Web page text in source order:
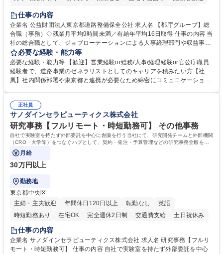
研修あり
退職金あり
駅近5分以内
資格取得手当あり 食事補助あり
仕事の内容
企業名 公益財団法人東京都道路整備保全公社 求人名 【都庁グループ】総
合職（事務）◇残業月平均9時間未満／有給年平均16日取得 仕事の内容 当
社の総合職として、ジョブローテーションによる人事経理部門や収益事業
等のフロント部門の部署等幅広い部署での業務をお任せいたします。研修
制度やキャリア支援が充実しております！ ※下記業務詳細 【業務詳細】■
管理部門：広報、人事、経理など当公社の運営に係る管理業務 ■収益部
門：駐車場の新規開拓、管理運営、新宿駅西口広場の「イベントコーナ
道路施設や道路工事現場の見学ツアー事業 ※入社後は上記いずれかの部門
へ配属。※業務内容変更の範囲：会社の定める業務 募集職種 【都庁グル
ープ】総合職（事務）◇残業月平均9時間未満／有給年平均16日取得
必要な経験・能力等
必要な経験・能力等 【歓迎】営業経験or総務/人事/経理経験or官公庁職員
経験者で、道路事業のゼネラリストとしてのキャリアを積みたい方【社
風】社内関係部署や東京都と連携が必要なため綿密にコミュニケーション
部門など多岐に渡る業務を経験できます。 ■様々なプロジェクト：駐車場
事業の他、新宿駅西口広場内に設置された照明を兼ねた広告「ブライトサ
イン」の管理運営を行うなど、事業収益を生み出す活動を積極的に行って
います。 学歴・資格 学歴：大学院 大学 高専 短大 専修学校 高校 語学力：
資格：
正社員
サノダインセラピューティクス株式会社
研究事務【フルリモート・時短勤務可】 その他事務
自社で実験室を持たず外部委託を中心に創薬を行う当社にて、研究開発チームと外部機関
（CRO・大学等）をつなぐハブとして、契約・発注・予算管理などの研究事務全般をお
任せします。
月給
30万円以上
勤務地
東京都中央区
主婦・主夫歓迎
年間休日120日以上 転勤なし
英語
時短勤務あり
在宅OK 完全週休2日制 交通費支給 土日祝休み
仕事の内容
企業名 サノダインセラピューティクス株式会社 求人名 研究事務【フルリ
モート・時短勤務可】 仕事の内容 自社で実験室を持たず外部委託を中心